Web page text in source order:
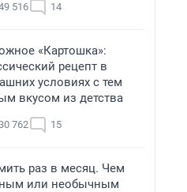
516 14
«Картошка»:
рецепт в
условиях с тем
вкусом из детства
762 15
раз в месяц. Чем
или необычным